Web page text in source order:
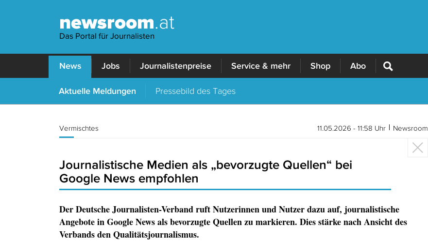
newsroom.at
Das Portal für Journalisten
News Jobs Journalistenpreise Service & mehr Shop Abo
Aktuelle Meldungen Pressebild des Tages
Vermischtes Newsroom
11.05.2026 - 11:58 Uhr
Journalistische Medien als „bevorzugte Quellen“ bei
Google News empfohlen
Der Deutsche Journalisten-Verband ruft Nutzerinnen und Nutzer dazu auf, journalistische
Angebote in Google News als bevorzugte Quellen zu markieren. Dies stärke nach Ansicht des
Verbands den Qualitätsjournalismus.